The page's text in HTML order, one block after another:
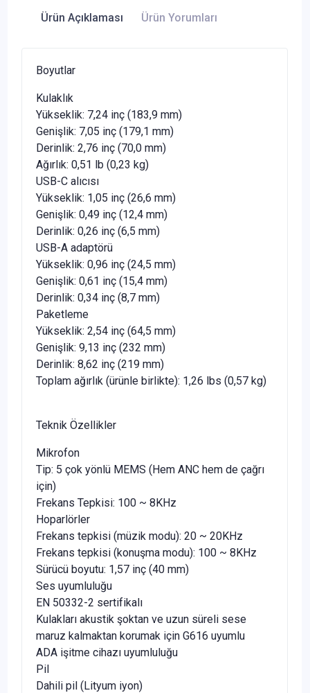
Ürün Açıklaması Ürün Yorumları
Boyutlar
Kulaklık
Yükseklik: 7,24 inç (183,9 mm)
Genişlik: 7,05 inç (179,1 mm)
Derinlik: 2,76 inç (70,0 mm)
Ağırlık: 0,51 lb (0,23 kg)
USB-C alıcısı
Yükseklik: 1,05 inç (26,6 mm)
Genişlik: 0,49 inç (12,4 mm)
Derinlik: 0,26 inç (6,5 mm)
USB-A adaptörü
Yükseklik: 0,96 inç (24,5 mm)
Genişlik: 0,61 inç (15,4 mm)
Derinlik: 0,34 inç (8,7 mm)
Paketleme
Yükseklik: 2,54 inç (64,5 mm)
Genişlik: 9,13 inç (232 mm)
Derinlik: 8,62 inç (219 mm)
Toplam ağırlık (ürünle birlikte): 1,26 lbs (0,57 kg)
Teknik Özellikler
Mikrofon
Tip: 5 çok yönlü MEMS (Hem ANC hem de çağrı
için)
Frekans Tepkisi: 100 ~ 8KHz
Hoparlörler
Frekans tepkisi (müzik modu): 20 ~ 20KHz
Frekans tepkisi (konuşma modu): 100 ~ 8KHz
Sürücü boyutu: 1,57 inç (40 mm)
Ses uyumluluğu
EN 50332-2 sertifikalı
Kulakları akustik şoktan ve uzun süreli sese
maruz kalmaktan korumak için G616 uyumlu
ADA işitme cihazı uyumluluğu
Pil
Dahili pil (Lityum iyon)